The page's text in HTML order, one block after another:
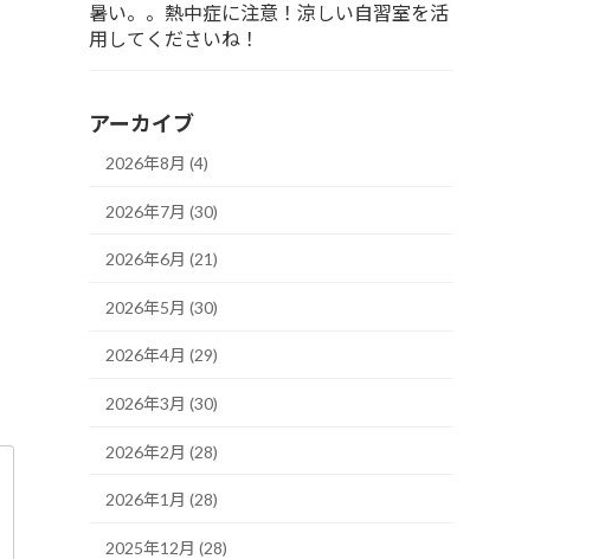
暑い。。熱中症に注意！涼しい自習室を活
用してくださいね！
アーカイブ
2026年8月 (4)
2026年7月 (30)
2026年6月 (21)
2026年5月 (30)
2026年4月 (29)
2026年3月 (30)
2026年2月 (28)
2026年1月 (28)
2025年12月 (28)